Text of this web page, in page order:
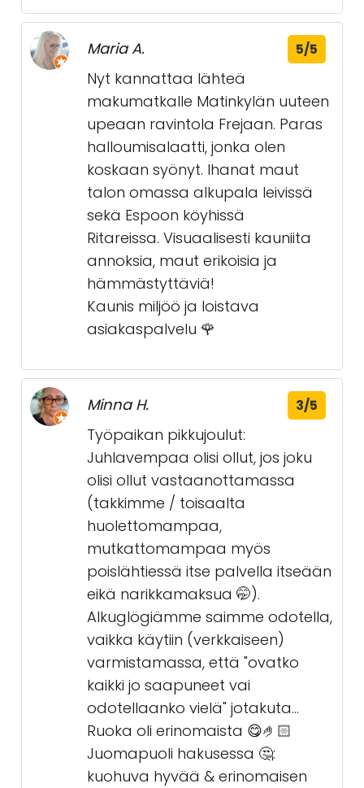
Maria A. 5/5
Nyt kannattaa lähteä
makumatkalle Matinkylän uuteen
upeaan ravintola Frejaan. Paras
halloumisalaatti, jonka olen
koskaan syönyt. Ihanat maut
talon omassa alkupala leivissä
sekä Espoon köyhissä
Ritareissa. Visuaalisesti kauniita
annoksia, maut erikoisia ja
hämmästyttäviä!
Kaunis miljöö ja loistava
asiakaspalvelu 🌹
Minna H. 3/5
Työpaikan pikkujoulut:
Juhlavempaa olisi ollut, jos joku
olisi ollut vastaanottamassa
(takkimme / toisaalta
huolettomampaa,
mutkattomampaa myös
poislähtiessä itse palvella itseään
eikä narikkamaksua 🤭).
Alkuglögiämme saimme odotella,
vaikka käytiin (verkkaiseen)
varmistamassa, että "ovatko
kaikki jo saapuneet vai
odotellaanko vielä" jotakuta...
Ruoka oli erinomaista 😋🤌🏻
Juomapuoli hakusessa 🤔:
kuohuva hyvää & erinomaisen